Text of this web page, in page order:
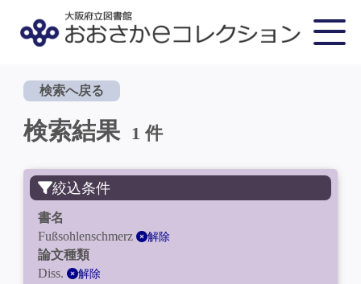
検索へ戻る
検索結果 1 件
絞込条件
書名
Fußsohlenschmerz
解除
論文種類
Diss.
解除